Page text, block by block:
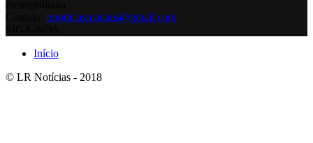
lrnoticiasmanaus@gmail.com
Início
© LR Notícias - 2018